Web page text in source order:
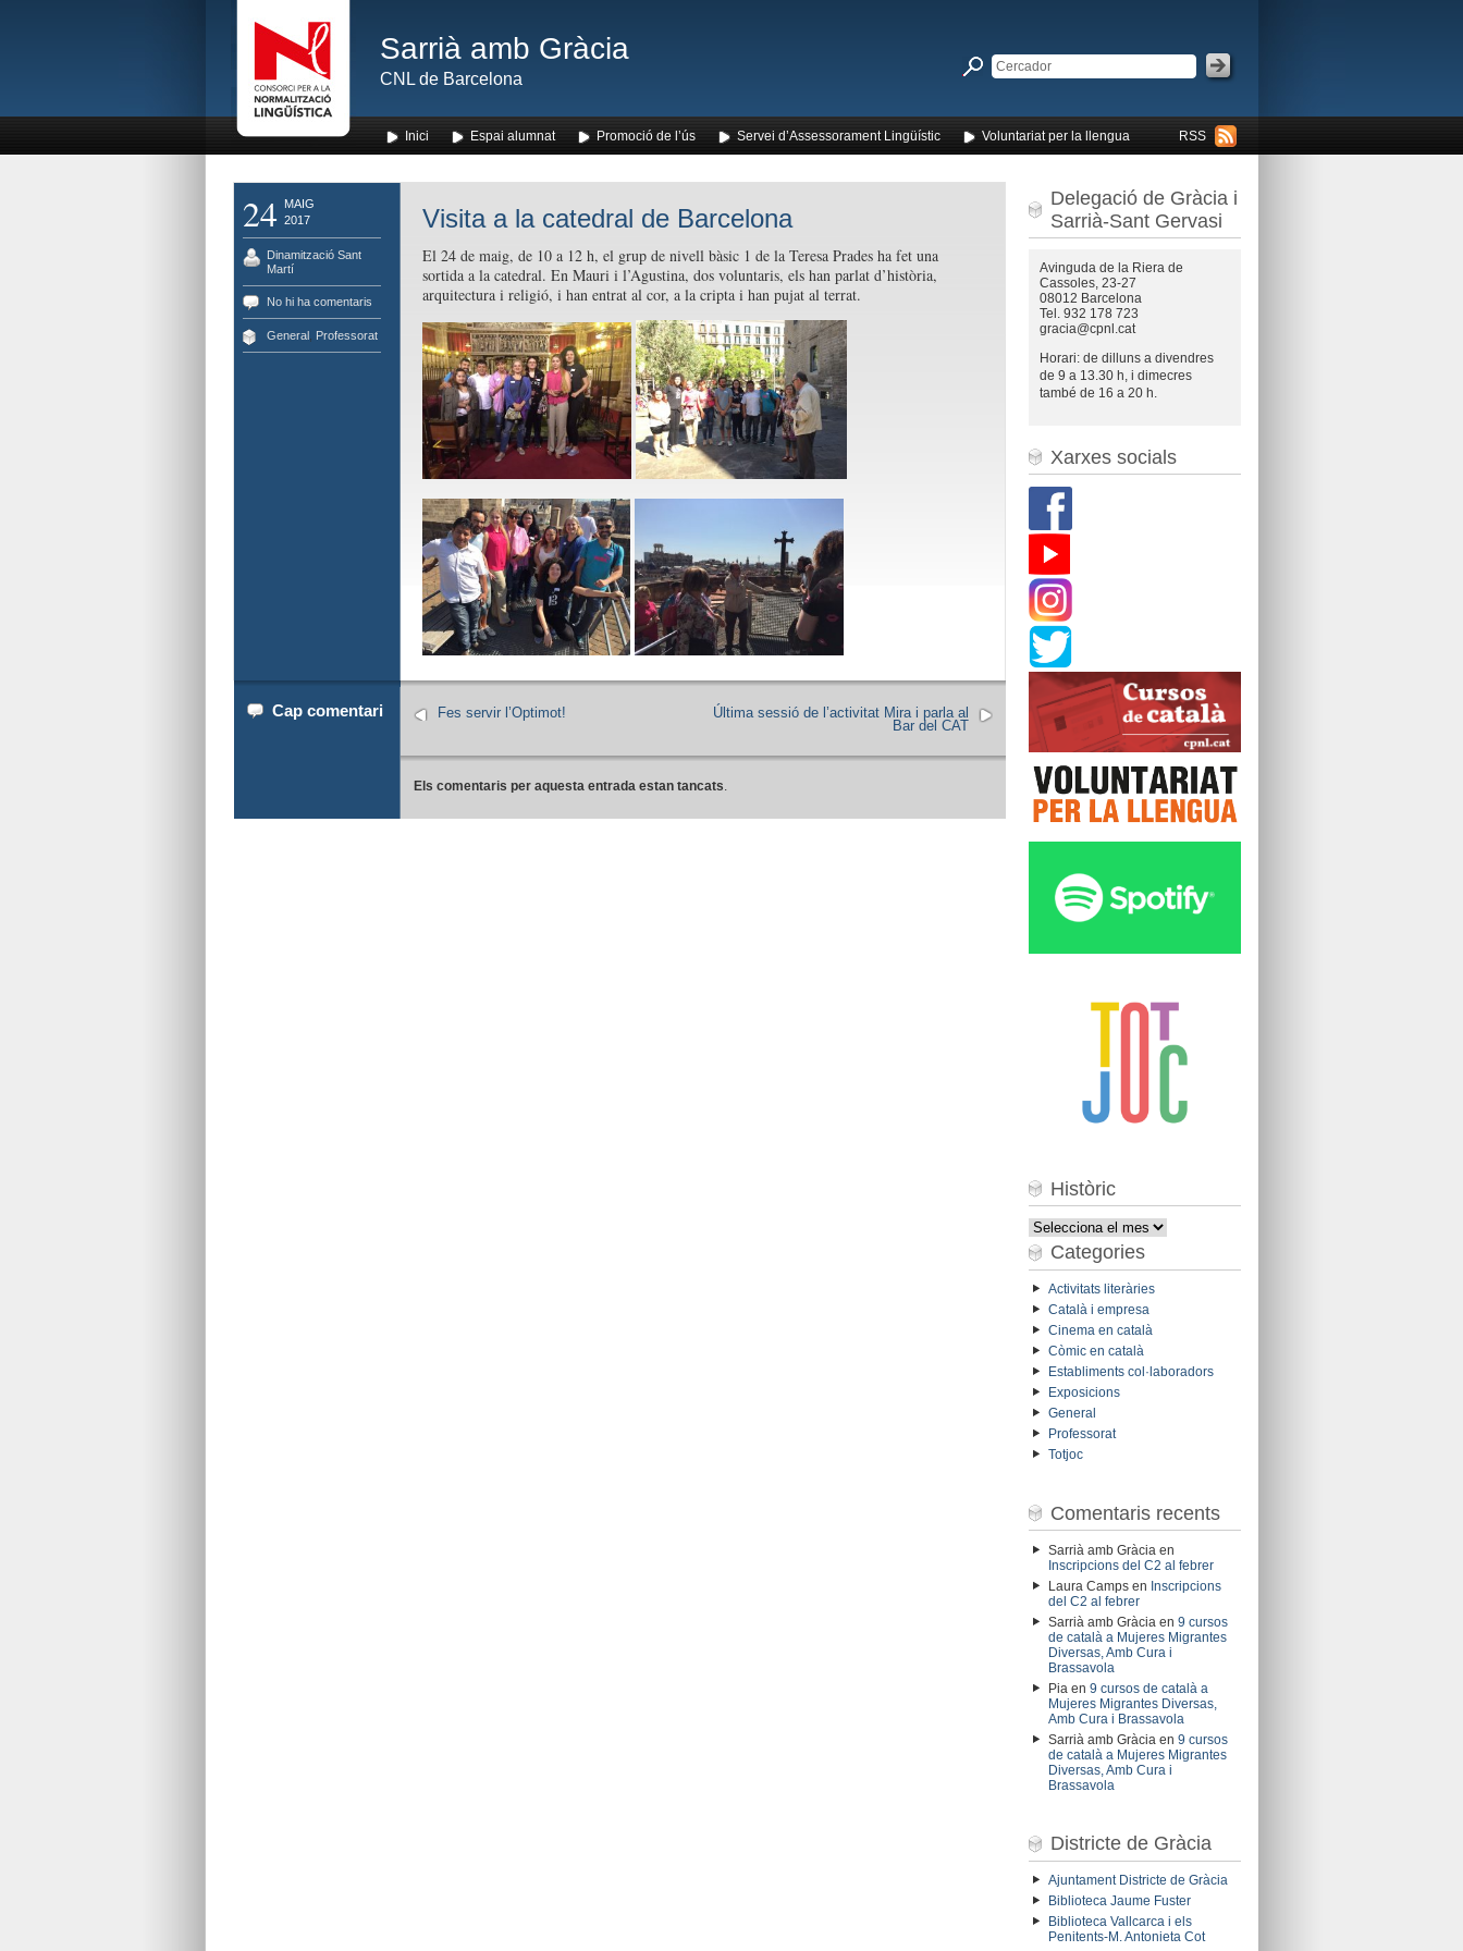
Sarrià amb Gràcia
CNL de Barcelona
RSS
Inici Espai alumnat Promoció de l’ús Servei d’Assessorament Lingüístic Voluntariat per la llengua
24
MAIG
2017
Dinamització Sant
Martí
No hi ha comentaris
General, Professorat
Visita a la catedral de Barcelona
El 24 de maig, de 10 a 12 h, el grup de nivell bàsic 1 de la Teresa Prades ha fet una
sortida a la catedral. En Mauri i l’Agustina, dos voluntaris, els han parlat d’història,
arquitectura i religió, i han entrat al cor, a la cripta i han pujat al terrat.
Cap comentari
Última sessió de l’activitat Mira i parla al
Bar del CAT
Fes servir l’Optimot!
Els comentaris per aquesta entrada estan tancats.
Delegació de Gràcia i
Sarrià-Sant Gervasi
Avinguda de la Riera de
Cassoles, 23-27
08012 Barcelona
Tel. 932 178 723
gracia@cpnl.cat
Horari: de dilluns a divendres
de 9 a 13.30 h, i dimecres
també de 16 a 20 h.
Xarxes socials
Històric
Històric
Categories
Activitats literàries
Català i empresa
Cinema en català
Còmic en català
Establiments col·laboradors
Exposicions
General
Professorat
Totjoc
Comentaris recents
Sarrià amb Gràcia en
Inscripcions del C2 al febrer
Laura Campsen Inscripcions
del C2 al febrer
Sarrià amb Gràcia en 9 cursos
de català a Mujeres Migrantes
Diversas, Amb Cura i
Brassavola
Pia en 9 cursos de català a
Mujeres Migrantes Diversas,
Amb Cura i Brassavola
Sarrià amb Gràcia en 9 cursos
de català a Mujeres Migrantes
Diversas, Amb Cura i
Brassavola
Districte de Gràcia
Ajuntament Districte de Gràcia
Biblioteca Jaume Fuster
Biblioteca Vallcarca i els
Penitents-M. Antonieta Cot